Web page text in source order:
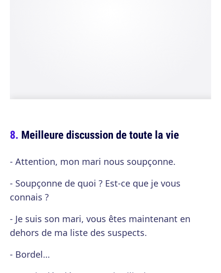
Meilleure discussion de toute la vie
- Attention, mon mari nous soupçonne.
- Soupçonne de quoi ? Est-ce que je vous
connais ?
- Je suis son mari, vous êtes maintenant en
dehors de ma liste des suspects.
- Bordel…